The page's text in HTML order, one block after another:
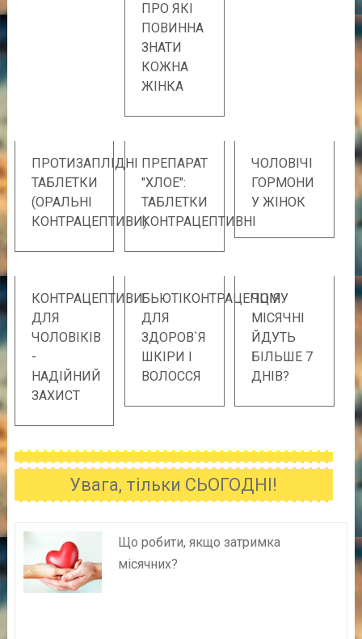
ПРО ЯКІ
ПОВИННА
ЗНАТИ
КОЖНА
ЖІНКА
ПРОТИЗАПЛІДНІ
ТАБЛЕТКИ
(ОРАЛЬНІ
КОНТРАЦЕПТИВИ)
ПРЕПАРАТ
"ХЛОЕ":
ТАБЛЕТКИ
КОНТРАЦЕПТИВНІ
ЧОЛОВІЧІ
ГОРМОНИ
У ЖІНОК
КОНТРАЦЕПТИВИ
ДЛЯ
ЧОЛОВІКІВ
-
НАДІЙНИЙ
ЗАХИСТ
БЬЮТІКОНТРАЦЕПЦІЯ
ДЛЯ
ЗДОРОВ`Я
ШКІРИ І
ВОЛОССЯ
ЧОМУ
МІСЯЧНІ
ЙДУТЬ
БІЛЬШЕ 7
ДНІВ?
Увага, тільки СЬОГОДНІ!
Що робити, якщо затримка
місячних?